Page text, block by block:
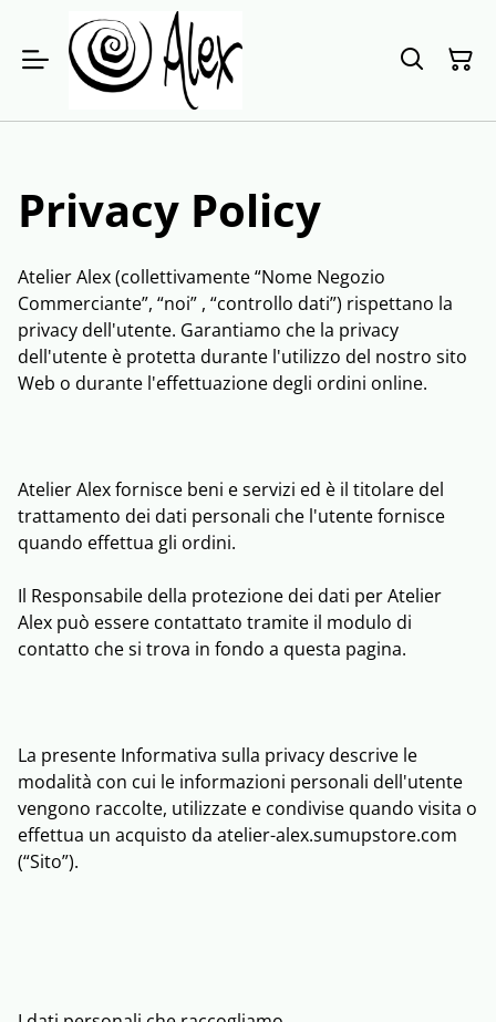
Privacy Policy
Atelier Alex (collettivamente “Nome Negozio
Commerciante”, “noi” , “controllo dati”) rispettano la
privacy dell'utente. Garantiamo che la privacy
dell'utente è protetta durante l'utilizzo del nostro sito
Web o durante l'effettuazione degli ordini online.
Atelier Alex fornisce beni e servizi ed è il titolare del
trattamento dei dati personali che l'utente fornisce
quando effettua gli ordini.
Il Responsabile della protezione dei dati per Atelier
Alex può essere contattato tramite il modulo di
contatto che si trova in fondo a questa pagina.
La presente Informativa sulla privacy descrive le
modalità con cui le informazioni personali dell'utente
vengono raccolte, utilizzate e condivise quando visita o
effettua un acquisto da atelier-alex.sumupstore.com
(“Sito”).